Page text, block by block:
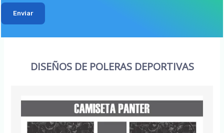
Enviar
DISEÑOS DE POLERAS DEPORTIVAS